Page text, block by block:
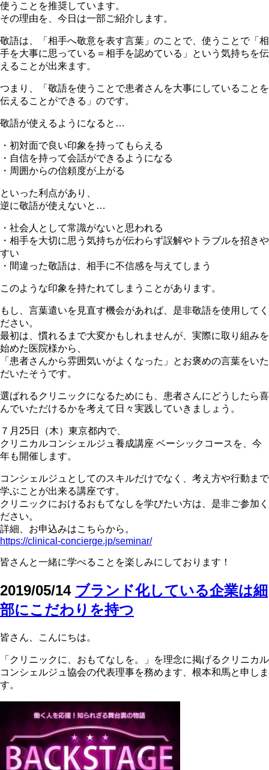
使うことを推奨しています。
その理由を、今日は一部ご紹介します。
敬語は、「相手へ敬意を表す言葉」のことで、使うことで「相
手を大事に思っている＝相手を認めている」という気持ちを伝
えることが出来ます。
つまり、「敬語を使うことで患者さんを大事にしていることを
伝えることができる」のです。
敬語が使えるようになると…
・初対面で良い印象を持ってもらえる
・自信を持って会話ができるようになる
・周囲からの信頼度が上がる
といった利点があり、
逆に敬語が使えないと…
・社会人として常識がないと思われる
・相手を大切に思う気持ちが伝わらず誤解やトラブルを招きや
すい
・間違った敬語は、相手に不信感を与えてしまう
このような印象を持たれてしまうことがあります。
もし、言葉遣いを見直す機会があれば、是非敬語を使用してく
ださい。
最初は、慣れるまで大変かもしれませんが、実際に取り組みを
始めた医院様から、
「患者さんから雰囲気いがよくなった」とお褒めの言葉をいた
だいたそうです。
選ばれるクリニックになるためにも、患者さんにどうしたら喜
んでいただけるかを考えて日々実践していきましょう。
７月25日（木）東京都内で、
クリニカルコンシェルジュ養成講座 ベーシックコースを、今
年も開催します。
コンシェルジュとしてのスキルだけでなく、考え方や行動まで
学ぶことが出来る講座です。
クリニックにおけるおもてなしを学びたい方は、是非ご参加く
ださい。
詳細、お申込みはこちらから。
https://clinical-concierge.jp/seminar/
皆さんと一緒に学べることを楽しみにしております！
2019/05/14 ブランド化している企業は細
部にこだわりを持つ
皆さん、こんにちは。
「クリニックに、おもてなしを。」を理念に掲げるクリニカル
コンシェルジュ協会の代表理事を務めます、根本和馬と申しま
す。